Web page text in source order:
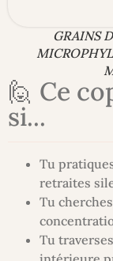
GRAINS
🙋 Ce
si...
Tu
retraites
Tu
Tu